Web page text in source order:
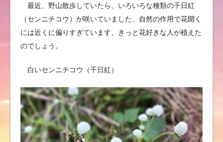
最近、野山散歩していたら、いろいろな種類の千日紅
（センニチコウ）が咲いていました、自然の作用で花開く
には近くに偏りすぎています、きっと花好きな人が植えた
のでしょう。
白いセンニチコウ（千日紅）